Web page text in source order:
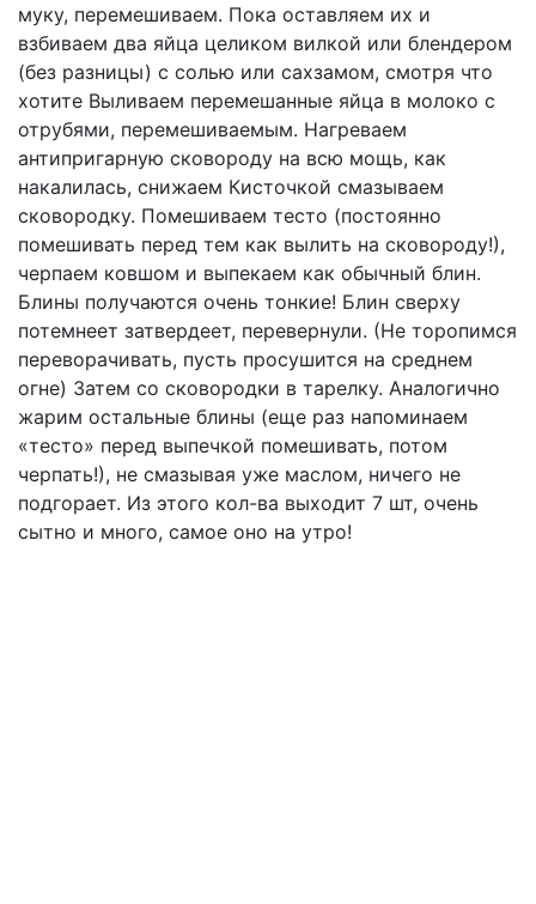
муку, перемешиваем. Пока оставляем их и
взбиваем два яйца целиком вилкой или блендером
(без разницы) с солью или сахзамом, смотря что
хотите Выливаем перемешанные яйца в молоко с
отрубями, перемешиваемым. Нагреваем
антипригарную сковороду на всю мощь, как
накалилась, снижаем Кисточкой смазываем
сковородку. Помешиваем тесто (постоянно
помешивать перед тем как вылить на сковороду!),
черпаем ковшом и выпекаем как обычный блин.
Блины получаются очень тонкие! Блин сверху
потемнеет затвердеет, перевернули. (Не торопимся
переворачивать, пусть просушится на среднем
огне) Затем со сковородки в тарелку. Аналогично
жарим остальные блины (еще раз напоминаем
«тесто» перед выпечкой помешивать, потом
черпать!), не смазывая уже маслом, ничего не
подгорает. Из этого кол-ва выходит 7 шт, очень
сытно и много, самое оно на утро!